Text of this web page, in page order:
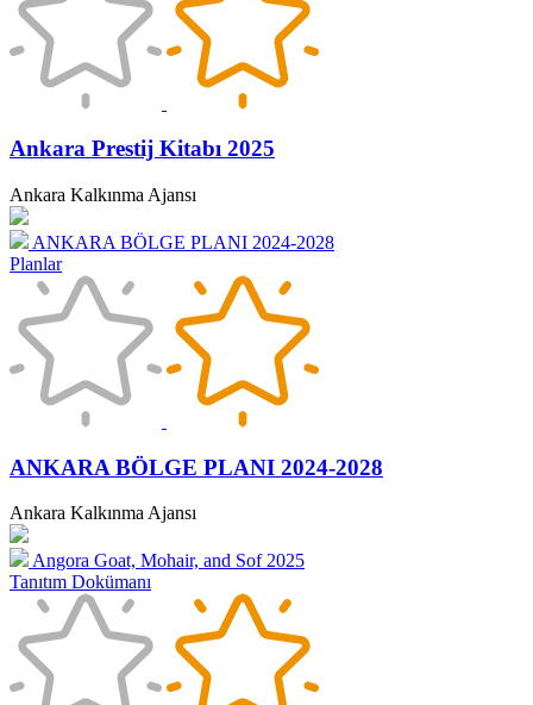
Ankara Prestij Kitabı 2025
Ankara Kalkınma Ajansı
ANKARA BÖLGE PLANI 2024-2028
Planlar
ANKARA BÖLGE PLANI 2024-2028
Ankara Kalkınma Ajansı
Angora Goat, Mohair, and Sof 2025
Tanıtım Dokümanı